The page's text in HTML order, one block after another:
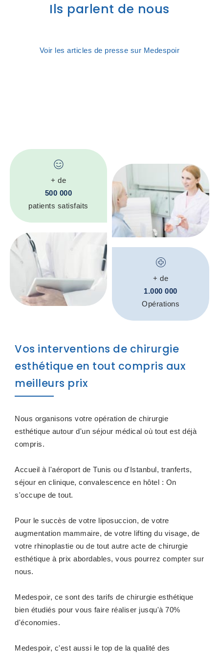
Ils parlent de nous
Voir les articles de presse sur Medespoir
+ de
500 000
patients satisfaits
+ de
1.000 000
Opérations
Vos interventions de chirurgie
esthétique en tout compris aux
meilleurs prix
Nous organisons votre opération de chirurgie
esthétique autour d'un séjour médical où tout est déjà
compris.
Accueil à l'aéroport de Tunis ou d'Istanbul, tranferts,
séjour en clinique, convalescence en hôtel : On
s'occupe de tout.
Pour le succès de votre liposuccion, de votre
augmentation mammaire, de votre lifting du visage, de
votre rhinoplastie ou de tout autre acte de chirurgie
esthétique à prix abordables, vous pourrez compter sur
nous.
Medespoir, ce sont des tarifs de chirurgie esthétique
bien étudiés pour vous faire réaliser jusqu'à 70%
d'économies.
Medespoir, c'est aussi le top de la qualité des